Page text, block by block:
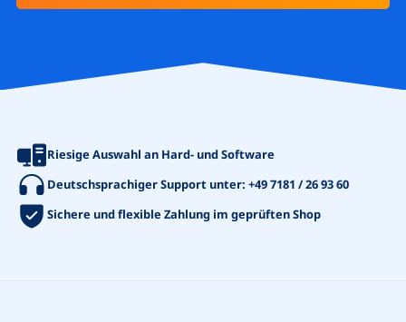
Riesige Auswahl an Hard- und Software
Deutschsprachiger Support unter: +49 7181 / 26 93 60
Sichere und flexible Zahlung im geprüften Shop